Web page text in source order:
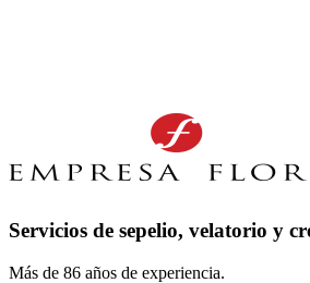
Servicios de sepelio, velatorio y
Más de 86 años de experiencia.